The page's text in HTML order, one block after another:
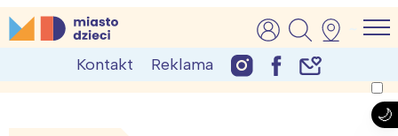
Skip
to
MiastoDzieci.pl
atrakcje dla dzieci, wydarzenia, imprezy rodzinne
Kontakt Reklama